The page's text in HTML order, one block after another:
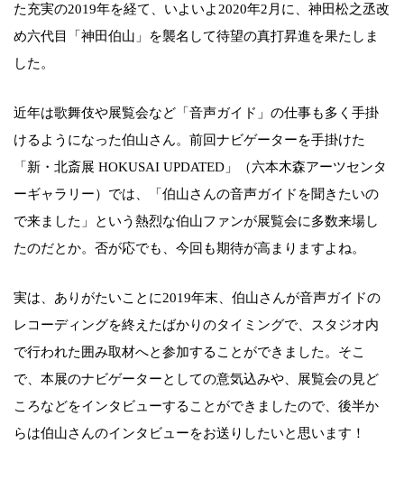
た充実の2019年を経て、いよいよ2020年2月に、神田松之丞改
め六代目「神田伯山」を襲名して待望の真打昇進を果たしま
した。
近年は歌舞伎や展覧会など「音声ガイド」の仕事も多く手掛
けるようになった伯山さん。前回ナビゲーターを手掛けた
「新・北斎展 HOKUSAI UPDATED」（六本木森アーツセンタ
ーギャラリー）では、「伯山さんの音声ガイドを聞きたいの
で来ました」という熱烈な伯山ファンが展覧会に多数来場し
たのだとか。否が応でも、今回も期待が高まりますよね。
実は、ありがたいことに2019年末、伯山さんが音声ガイドの
レコーディングを終えたばかりのタイミングで、スタジオ内
で行われた囲み取材へと参加することができました。そこ
で、本展のナビゲーターとしての意気込みや、展覧会の見ど
ころなどをインタビューすることができましたので、後半か
らは伯山さんのインタビューをお送りしたいと思います！